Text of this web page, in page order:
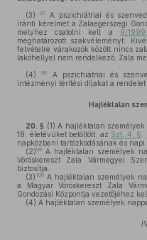
(3)
97A pszichiátriai és
iránti kérelmet a Zalaegerszegi
melyhez csatolni kell a 9/
meghatározott szakvéleményt.
felvételre várakozók között nincs
lakóhellyel nem rendelkező, Zala
(4)
98
A pszichiátriai és
intézményi térítési díjakat a rendelet
Hajléktalan
20. § (1) A hajléktalan
18. életévüket betöltött, az Szt. 4. §
napközbeni tartózkodásának és
(2)99 A hajléktalan személyek
Vöröskereszt Zala Vármegyei
biztosítja.
(3) 100 A hajléktalan személyek
a Magyar Vöröskereszt Zala
Gondozási Központja vezetőjéhez
(4) A hajléktalan személyek